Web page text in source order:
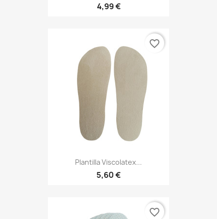
4,99 €
Plantilla Viscolatex...
5,60 €
favorite_border
favorite_border